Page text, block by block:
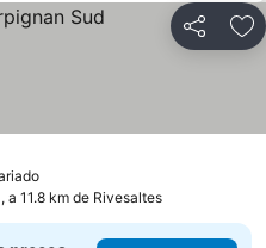
Partilhar
a 11.8 km de Rivesaltes